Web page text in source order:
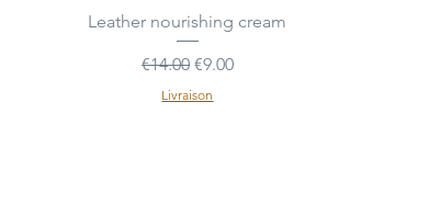
Quick View
Leather nourishing cream
Regular Price
€14.00 Sale Price
€9.00
Livraison